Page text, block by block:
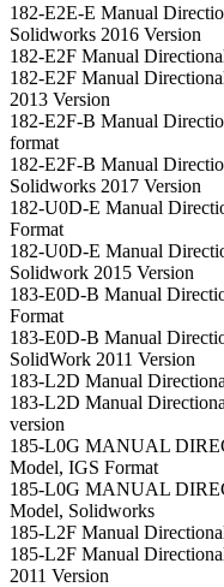
182-E2E-E Manual
Solidworks 2016 Version
182-E2F Manual
182-E2F Manual
2013 Version
182-E2F-B Manual
format
182-E2F-B Manual
Solidworks 2017 Version
182-U0D-E Manual
Format
182-U0D-E Manual
Solidwork 2015 Version
183-E0D-B Manual
Format
183-E0D-B Manual
SolidWork 2011 Version
183-L2D Manual
183-L2D Manual
version
185-L0G MANUAL
Model, IGS Format
185-L0G MANUAL
Model, Solidworks
185-L2F Manual
185-L2F Manual
2011 Version